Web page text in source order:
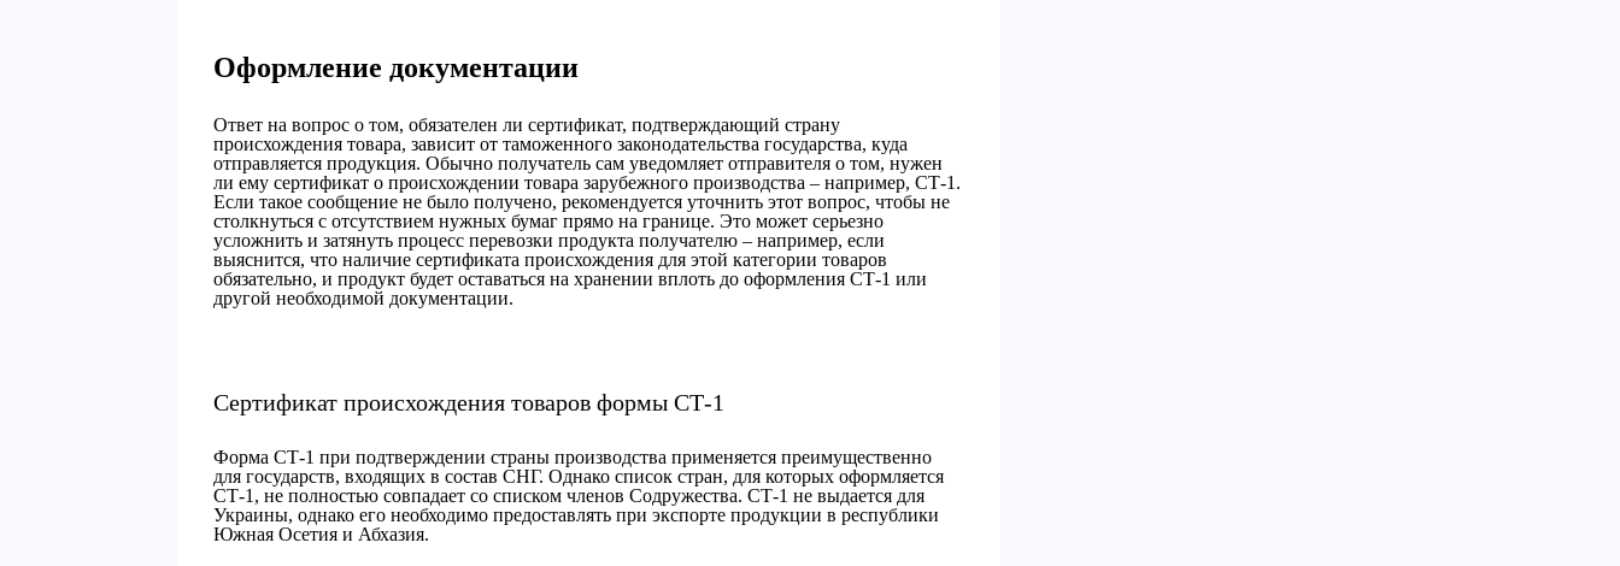
Оформление документации
Ответ на вопрос о том, обязателен ли сертификат, подтверждающий страну
происхождения товара, зависит от таможенного законодательства государства, куда
отправляется продукция. Обычно получатель сам уведомляет отправителя о том, нужен
ли ему сертификат о происхождении товара зарубежного производства – например, СТ-1.
Если такое сообщение не было получено, рекомендуется уточнить этот вопрос, чтобы не
столкнуться с отсутствием нужных бумаг прямо на границе. Это может серьезно
усложнить и затянуть процесс перевозки продукта получателю – например, если
выяснится, что наличие сертификата происхождения для этой категории товаров
обязательно, и продукт будет оставаться на хранении вплоть до оформления СТ-1 или
другой необходимой документации.
Сертификат происхождения товаров формы СТ-1
Форма СТ-1 при подтверждении страны производства применяется преимущественно
для государств, входящих в состав СНГ. Однако список стран, для которых оформляется
СТ-1, не полностью совпадает со списком членов Содружества. СТ-1 не выдается для
Украины, однако его необходимо предоставлять при экспорте продукции в республики
Южная Осетия и Абхазия.